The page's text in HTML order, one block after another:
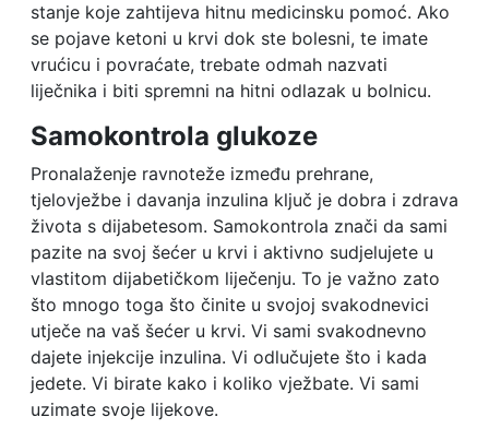
stanje koje zahtijeva hitnu medicinsku pomoć. Ako
se pojave ketoni u krvi dok ste bolesni, te imate
vrućicu i povraćate, trebate odmah nazvati
liječnika i biti spremni na hitni odlazak u bolnicu.
Samokontrola glukoze
Pronalaženje ravnoteže između prehrane,
tjelovježbe i davanja inzulina ključ je dobra i zdrava
života s dijabetesom. Samokontrola znači da sami
pazite na svoj šećer u krvi i aktivno sudjelujete u
vlastitom dijabetičkom liječenju. To je važno zato
što mnogo toga što činite u svojoj svakodnevici
utječe na vaš šećer u krvi. Vi sami svakodnevno
dajete injekcije inzulina. Vi odlučujete što i kada
jedete. Vi birate kako i koliko vježbate. Vi sami
uzimate svoje lijekove.